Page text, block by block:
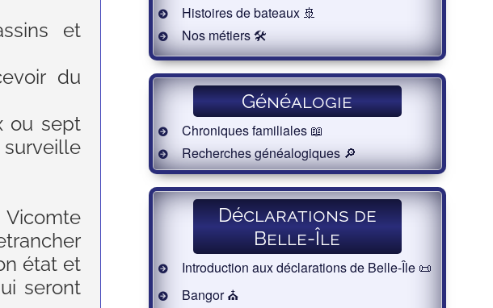
et
du
ou sept
état et
seront
Histoires de bateaux 🚢
Nos métiers 🛠
Généalogie
Chroniques familiales 📖
Recherches généalogiques 🔎
Déclarations de
Belle-Île
Introduction aux déclarations de Belle-Île 📜
Bangor ⛪️